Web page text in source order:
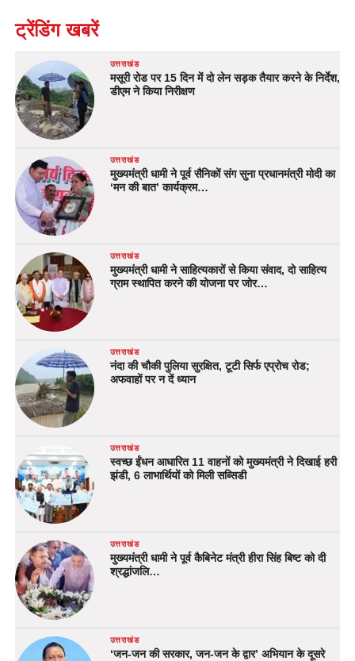
ट्रेंडिंग खबरें
उत्तराखंड
मसूरी रोड पर 15 दिन में दो लेन सड़क तैयार करने के निर्देश,
डीएम ने किया निरीक्षण
उत्तराखंड
मुख्यमंत्री धामी ने पूर्व सैनिकों संग सुना प्रधानमंत्री मोदी का
‘मन की बात’ कार्यक्रम…
उत्तराखंड
मुख्यमंत्री धामी ने साहित्यकारों से किया संवाद, दो साहित्य
ग्राम स्थापित करने की योजना पर जोर…
उत्तराखंड
नंदा की चौकी पुलिया सुरक्षित, टूटी सिर्फ एप्रोच रोड;
अफवाहों पर न दें ध्यान
उत्तराखंड
स्वच्छ ईंधन आधारित 11 वाहनों को मुख्यमंत्री ने दिखाई हरी
झंडी, 6 लाभार्थियों को मिली सब्सिडी
उत्तराखंड
मुख्यमंत्री धामी ने पूर्व कैबिनेट मंत्री हीरा सिंह बिष्ट को दी
श्रद्धांजलि…
उत्तराखंड
‘जन-जन की सरकार, जन-जन के द्वार’ अभियान के दूसरे